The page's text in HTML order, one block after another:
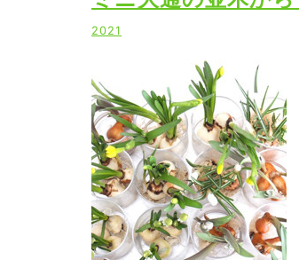
2021